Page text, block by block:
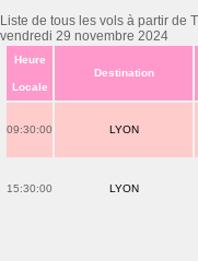
Liste de tous les vols à partir de
vendredi 29 novembre 2024
Heure
Locale
Destination
09:30:00 LYON
15:30:00 LYON